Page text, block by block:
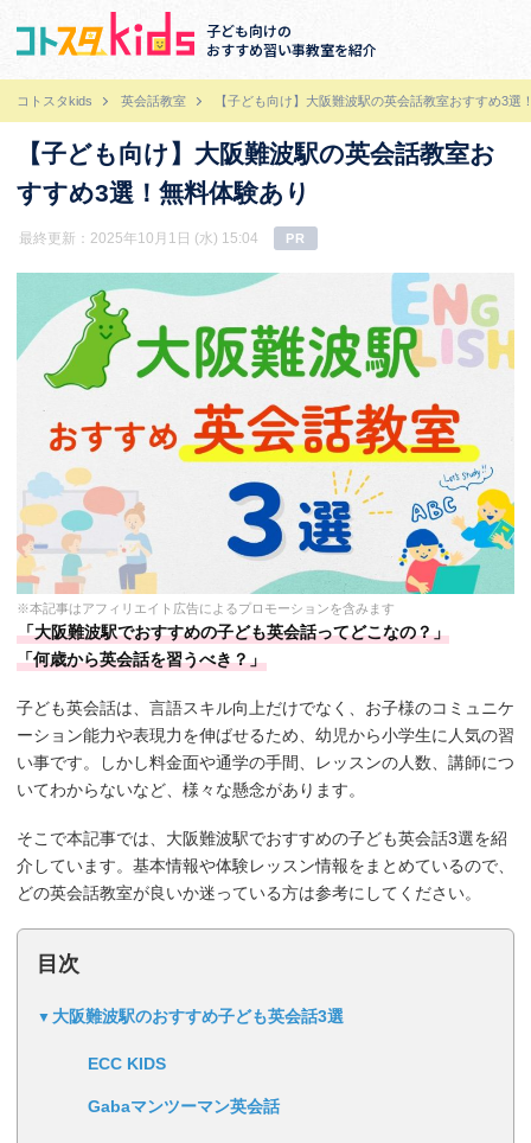
子ども向けの
おすすめ習い事教室を紹介
コトスタkids 英会話教室 【子ども向け】大阪難波駅の英会話教室おすすめ3選
【子ども向け】大阪難波駅の英会話教室お
すすめ3選！無料体験あり
最終更新：2025年10月1日 (水) 15:04 PR
※本記事はアフィリエイト広告によるプロモーションを含みます
「大阪難波駅でおすすめの子ども英会話ってどこなの？」
「何歳から英会話を習うべき？」
子ども英会話は、言語スキル向上だけでなく、お子様のコミュニケ
ーション能力や表現力を伸ばせるため、幼児から小学生に人気の習
い事です。しかし料金面や通学の手間、レッスンの人数、講師につ
いてわからないなど、様々な懸念があります。
そこで本記事では、大阪難波駅でおすすめの子ども英会話3選を紹
介しています。基本情報や体験レッスン情報をまとめているので、
どの英会話教室が良いか迷っている方は参考にしてください。
目次
大阪難波駅のおすすめ子ども英会話3選
ECC KIDS
Gabaマンツーマン英会話